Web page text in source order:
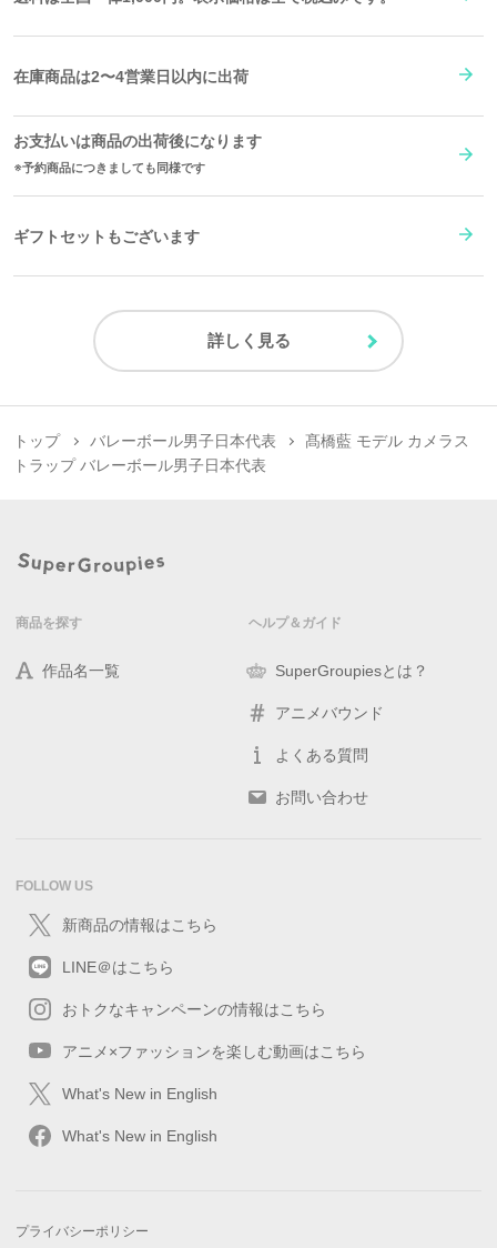
在庫商品は2〜4営業日以内に出荷
お支払いは商品の出荷後になります
予約商品につきましても同様です
ギフトセットもございます
詳しく見る
トップ バレーボール男子日本代表
髙橋藍 モデル カメラス
トラップ バレーボール男子日本代表
商品を探す
作品名一覧
ヘルプ＆ガイド
SuperGroupiesとは？
アニメバウンド
よくある質問
お問い合わせ
FOLLOW US
新商品の情報はこちら
LINE＠はこちら
おトクなキャンペーンの情報はこちら
アニメ×ファッションを楽しむ動画はこちら
What's New in English
What's New in English
プライバシーポリシー